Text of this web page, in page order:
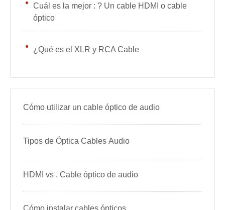
Cuál es la mejor : ? Un cable HDMI o cable
óptico
¿Qué es el XLR y RCA Cable
Cómo utilizar un cable óptico de audio
Tipos de Óptica Cables Audio
HDMI vs . Cable óptico de audio
Cómo instalar cables ópticos